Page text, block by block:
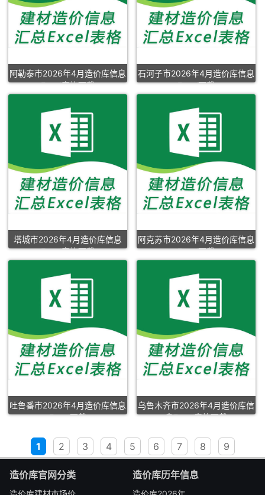
阿勒泰市2026年4月造价库信息
Excel表格下载
石河子市2026年4月造价库信息
Excel下载
塔城市2026年4月造价库信息
Excel表格下载
阿克苏市2026年4月造价库信息
Excel下载
吐鲁番市2026年4月造价库信息
Excel下载
乌鲁木齐市2026年4月造价库信
息Excel表格下载
1 2 3 4 5 6 7 8 9
造价库官网分类 造价库历年信息